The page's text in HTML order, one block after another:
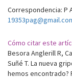
Correspondencia: P
Cómo citar este
Besora Anglerill R,
Suñé T. La nueva
hemos encontrado?